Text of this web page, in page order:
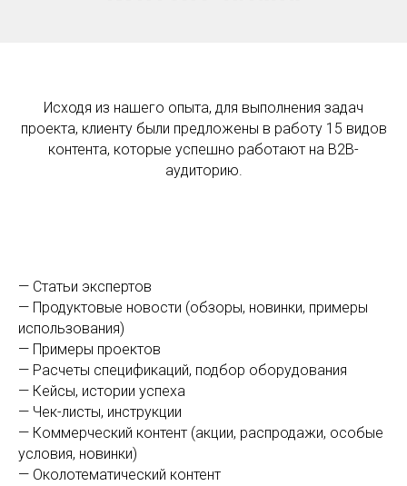
Исходя из нашего опыта, для выполнения задач
проекта, клиенту были предложены в работу 15 видов
контента, которые успешно работают на B2B-
аудиторию.
— Статьи экспертов
— Продуктовые новости (обзоры, новинки, примеры
использования)
— Примеры проектов
— Расчеты спецификаций, подбор оборудования
— Кейсы, истории успеха
— Чек-листы, инструкции
— Коммерческий контент (акции, распродажи, особые
условия, новинки)
— Околотематический контент